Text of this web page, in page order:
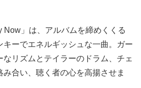
Now」は、アルバムを締めくくる
キーでエネルギッシュな一曲。ガー
なリズムとテイラーのドラム、チェ
み合い、聴く者の心を高揚させま